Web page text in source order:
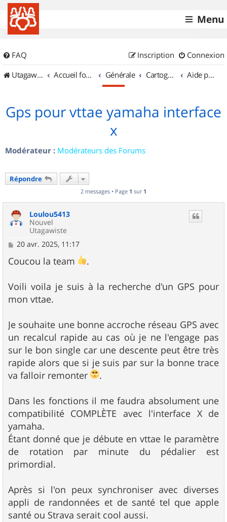
Menu
FAQ Connexion
Inscription
UtagawaVTT (Randos VTT et VTTAE avec traces GPS)
Accueil forum Générale Cartographie et GPS Aide pour l'achat d'un GPS
Gps pour vttae yamaha interface
x
Modérateur : Modérateurs des Forums
Répondre
2 messages • Page 1 sur 1
Loulou5413
Nouvel
Utagawiste
M
s
s
g
e
20 avr. 2025, 11:17
Coucou la team .
Voili voila je suis à la recherche d'un GPS pour
mon vttae.
Je souhaite une bonne accroche réseau GPS avec
un recalcul rapide au cas où je ne l'engage pas
sur le bon single car une descente peut être très
rapide alors que si je suis par sur la bonne trace
va falloir remonter
.
Dans les fonctions il me faudra absolument une
compatibilité COMPLÈTE avec l'interface X de
yamaha.
Étant donné que je débute en vttae le paramètre
de rotation par minute du pédalier est
primordial.
Après si l'on peux synchroniser avec diverses
appli de randonnées et de santé tel que apple
santé ou Strava serait cool aussi.